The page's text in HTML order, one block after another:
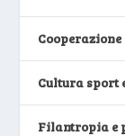
Cultura sport
Filantropia e